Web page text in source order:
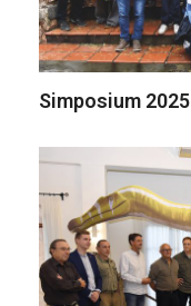
Simposium 2025